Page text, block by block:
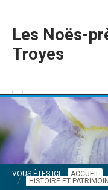
Les Noës-
Troyes
VOUS ÊTES ICI : ACCUEIL
HISTOIRE ET